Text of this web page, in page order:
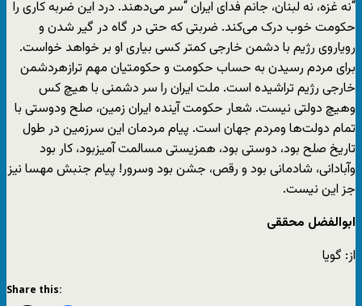
“نه غزه، نه لبنان، جانم فدای ایران “سر می‌دهند. درد این ضربه کاری را
حکومت خوب درک می‌کند. ضربتی که حتی در گاه در گیر شدن و
رویاروی رژیم با دشمن خارجی کمتر کسی بیاری او بر خواهد خواست.
برای مردم رسیدن به حساب حکومت و حکومتیان مهم ترازهردشمن
خارجی رژیم تراشیده است. ملت ایران را سر دشمنی با هیچ کس
وهیچ دولتی نیست. شعار حکومت آینده ایران زمین، صلح ودوستی با
تمام دولت‌ها ومردم جهان است. پیام مردمان این سرزمین در طول
تاریخ صلح بود، دوستی بود، همزیستی مسالمت آمیزبود، کار بود
وآبادانی، شادمانی بود و رقص، جشن بود وسرور! پیام جنبش مهسا نیز
جز این نیست.
ابوالفضل محققی
از: گویا
Share this: